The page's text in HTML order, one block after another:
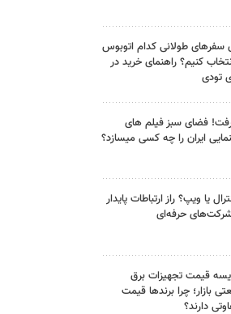
سفرهای طولانی کدام اتوبوس
کنیم؟ راهنمای خرید در
تودی
فضای سبز فیلم های
ایران را چه کسی میسازد؟
یا ویپ؟ راز ارتباطات پایدار
حرفه‌ای
قیمت تجهیزات برق
بازار؛ چرا برندها قیمت
دارند؟